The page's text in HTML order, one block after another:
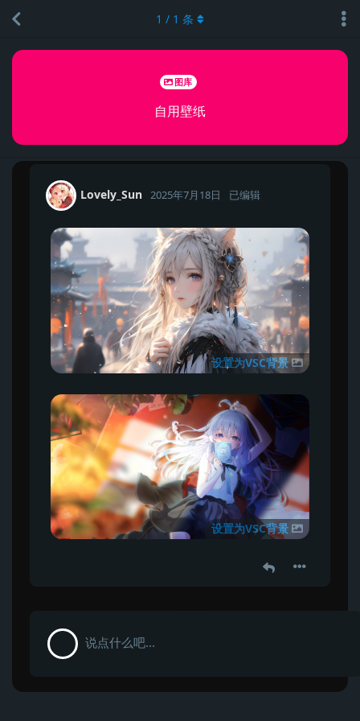
图库
自用壁纸
1 / 1 条
Lovely_Sun 2025年7月18日 已编辑
设置为VSC背景
设置为VSC背景
说点什么吧...